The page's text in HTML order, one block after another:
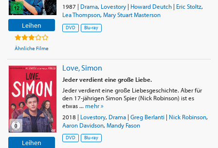
Leihen
Ähnliche Filme
1987 | Drama, Lovestory| Howard Deutch| Eric Stoltz,
Lea Thompson, Mary Stuart Masterson
DVD Blu-ray
Leihen
Love, Simon
Jeder verdient eine große Liebe.
Jeder verdient eine große Liebesgeschichte. Aber für
den 17-jährigen Simon Spier (Nick Robinson) ist es
etwas ... mehr »
2018| Lovestory, Drama| Greg Berlanti| Nick Robinson,
Aaron Davidson, Mandy Fason
DVD Blu-ray